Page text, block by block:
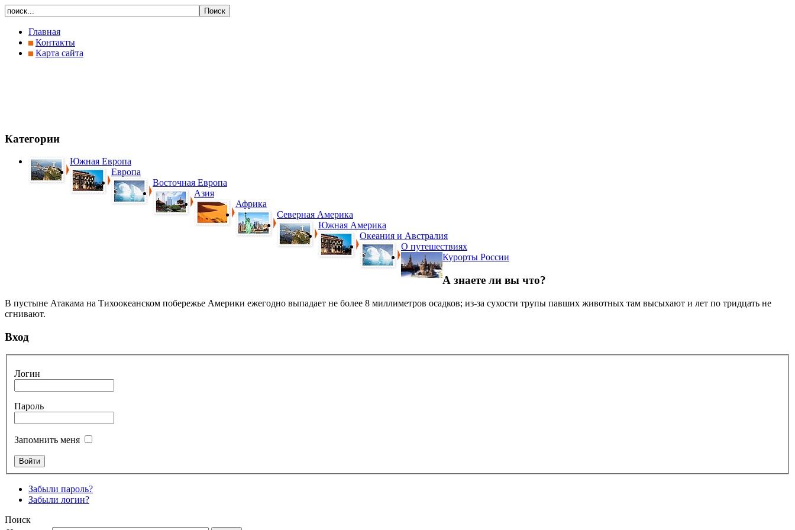
Главная
Контакты
Карта сайта
Категории
Южная Европа
Европа
Восточная Европа
Азия
Африка
Северная Америка
Южная Америка
Океания и Австралия
О путешествиях
Курорты России
А знаете ли вы что?
В пустыне Атакама на Тихоокеанском побережье Америки ежегодно выпадает не более 8 миллиметров осадков; из-за сухости трупы павших животных там высыхают и лет по тридцать не
сгнивают.
Вход
Логин
Пароль
Запомнить меня
Забыли пароль?
Забыли логин?
Поиск